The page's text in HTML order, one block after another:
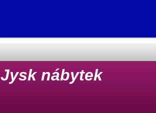
Jysk nábytek